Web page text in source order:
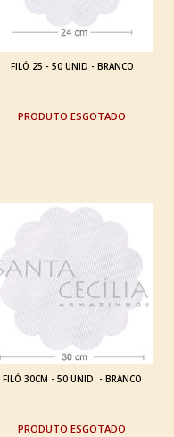
FILÓ 25 - 50 UNID - BRANCO
ESGOTADO
FILÓ 30CM - 50 UNID. - BRANCO
ESGOTADO